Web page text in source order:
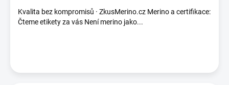
Kvalita bez kompromisů · ZkusMerino.cz Merino a certifikace:
Čteme etikety za vás Není merino jako...